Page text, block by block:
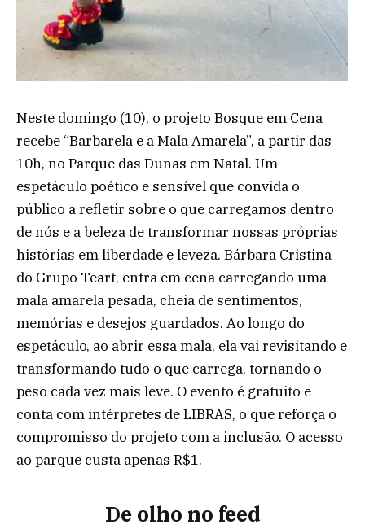
Neste domingo (10), o projeto Bosque em Cena
recebe “Barbarela e a Mala Amarela”, a partir das
10h, no Parque das Dunas em Natal. Um
espetáculo poético e sensível que convida o
público a refletir sobre o que carregamos dentro
de nós e a beleza de transformar nossas próprias
histórias em liberdade e leveza. Bárbara Cristina
do Grupo Teart, entra em cena carregando uma
mala amarela pesada, cheia de sentimentos,
memórias e desejos guardados. Ao longo do
espetáculo, ao abrir essa mala, ela vai revisitando e
transformando tudo o que carrega, tornando o
peso cada vez mais leve. O evento é gratuito e
conta com intérpretes de LIBRAS, o que reforça o
compromisso do projeto com a inclusão. O acesso
ao parque custa apenas R$1.
De olho no feed